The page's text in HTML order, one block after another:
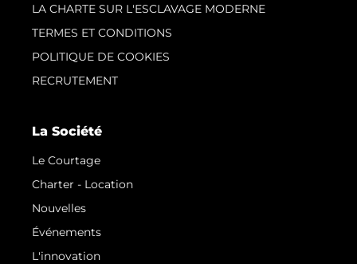
LA CHARTE SUR L'ESCLAVAGE MODERNE
TERMES ET CONDITIONS
POLITIQUE DE COOKIES
RECRUTEMENT
La Société
Le Courtage
Charter - Location
Nouvelles
Événements
L'innovation